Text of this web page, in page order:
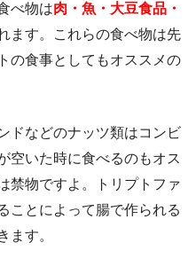
べ物は肉・魚・大豆食品・
ます。これらの食べ物は先
の食事としてもオススメの
ドなどのナッツ類はコンビ
空いた時に食べるのもオス
禁物ですよ。トリプトファ
ことによって腸で作られる
ます。